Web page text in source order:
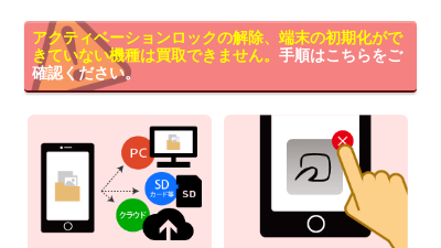
アクティベーションロックの解除、端末の初期化がで
きていない機種は買取できません。 手順はこちらをご
確認ください。